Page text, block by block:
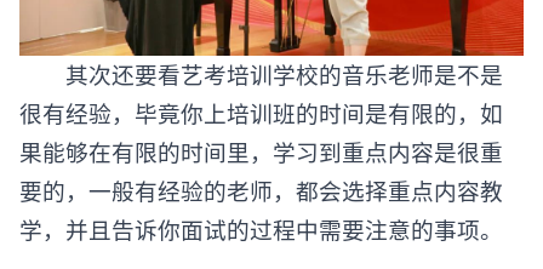
其次还要看艺考培训学校的音乐老师是不是
很有经验，毕竟你上培训班的时间是有限的，如
果能够在有限的时间里，学习到重点内容是很重
要的，一般有经验的老师，都会选择重点内容教
学，并且告诉你面试的过程中需要注意的事项。